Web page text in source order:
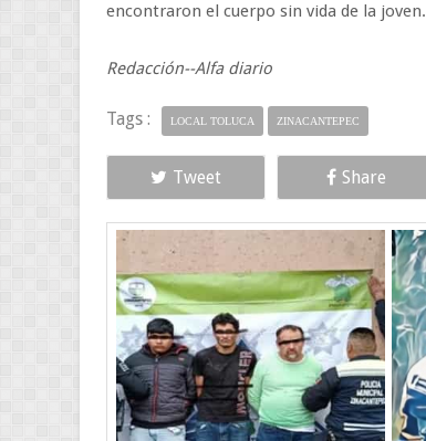
encontraron el cuerpo sin vida de la joven.
Redacción--Alfa diario
Tags : LOCAL TOLUCA ZINACANTEPEC
Tweet Share